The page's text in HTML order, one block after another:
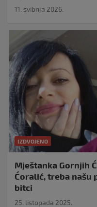
11. svibnja 2026.
IZDVOJENO
Mještanka Gornjih
Ćoralić, treba našu
bitci
25. listopada 2025.